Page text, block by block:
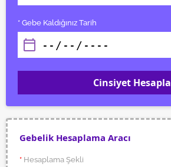
* Gebe Kaldığınız Tarih
Cinsiyet Hesapla
Gebelik Hesaplama Aracı
* Hesaplama Şekli